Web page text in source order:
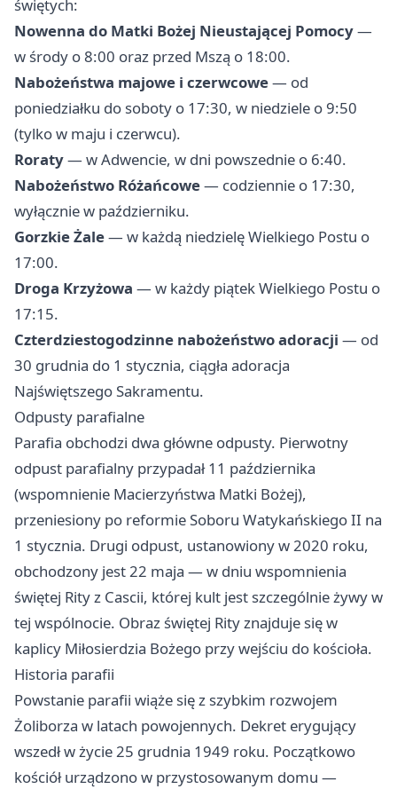
świętych:
Nowenna do Matki Bożej Nieustającej Pomocy—
w środy o 8:00 oraz przed Mszą o 18:00.
Nabożeństwa majowe i czerwcowe— od
poniedziałku do soboty o 17:30, w niedziele o 9:50
(tylko w maju i czerwcu).
Roraty— w Adwencie, w dni powszednie o 6:40.
Nabożeństwo Różańcowe— codziennie o 17:30,
wyłącznie w październiku.
Gorzkie Żale— w każdą niedzielę Wielkiego Postu o
17:00.
Droga Krzyżowa — w każdy piątek Wielkiego Postu o
17:15.
Czterdziestogodzinne nabożeństwo adoracji — od
30 grudnia do 1 stycznia, ciągła adoracja
Najświętszego Sakramentu.
Odpusty parafialne
Parafia obchodzi dwa główne odpusty. Pierwotny
odpust parafialny przypadał 11 października
(wspomnienie Macierzyństwa Matki Bożej),
przeniesiony po reformie Soboru Watykańskiego II na
1 stycznia. Drugi odpust, ustanowiony w 2020 roku,
obchodzony jest 22 maja — w dniu wspomnienia
świętej Rity z Cascii, której kult jest szczególnie żywy w
tej wspólnocie. Obraz świętej Rity znajduje się w
kaplicy Miłosierdzia Bożego przy wejściu do kościoła.
Historia parafii
Powstanie parafii wiąże się z szybkim rozwojem
Żoliborza w latach powojennych. Dekret erygujący
wszedł w życie 25 grudnia 1949 roku. Początkowo
kościół urządzono w przystosowanym domu —